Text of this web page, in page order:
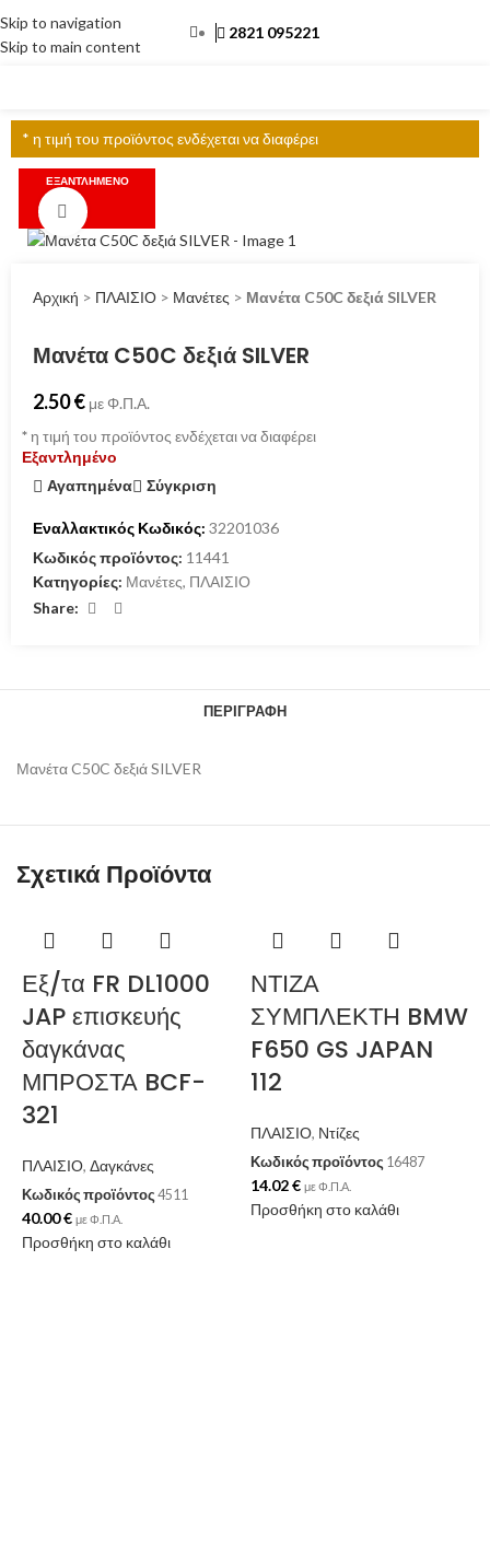
Skip to navigation
Skip to main content
2821 095221
* η τιμή του προϊόντος ενδέχεται να διαφέρει
ΕΞΑΝΤΛΗΜΈΝΟ
Click to enlarge
Αρχική > ΠΛΑΙΣΙΟ > Μανέτες > Μανέτα C50C δεξιά SILVER
Μανέτα C50C δεξιά SILVER
2.50€ με Φ.Π.Α.
*η τιμή του προϊόντος ενδέχεται να διαφέρει
Εξαντλημένο
Αγαπημένα
Σύγκριση
Εναλλακτικός Κωδικός: 32201036
Κωδικός προϊόντος: 11441
Κατηγορίες: Μανέτες, ΠΛΑΙΣΙΟ
Share:
ΠΕΡΙΓΡΑΦΉ
Μανέτα C50C δεξιά SILVER
Σχετικά Προϊόντα
Εξ/τα FR DL1000
JAP επισκευής
δαγκάνας
ΜΠΡΟΣΤΑ BCF-
321
ΠΛΑΙΣΙΟ, Δαγκάνες
Κωδικός προϊόντος 4511
40.00€ με Φ.Π.Α.
Προσθήκη στο καλάθι
ΝΤΙΖΑ
ΣΥΜΠΛΕΚΤΗ BMW
F650 GS JAPAN
112
ΠΛΑΙΣΙΟ, Ντίζες
Κωδικός προϊόντος 16487
14.02€ με Φ.Π.Α.
Προσθήκη στο καλάθι